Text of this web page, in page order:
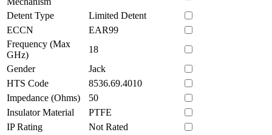
Detent Type
Limited Detent
ECCN
EAR99
Frequency (Max
GHz)
18
Gender
Jack
HTS Code
8536.69.4010
Impedance (Ohms)
50
Insulator Material
PTFE
IP Rating
Not Rated